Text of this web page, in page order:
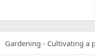
Gardening - Cultivating a